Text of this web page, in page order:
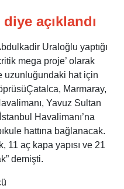
açıklandı
Uraloğlu yaptığı
mega proje’ olarak
uzunluğundaki hat için
Marmaray,
Yavuz Sultan
Havalimanı’na
hattına bağlanacak.
11 aç kapa yapısı ve 21
demişti.